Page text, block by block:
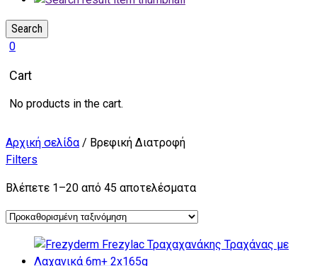
Search
0
Cart
No products in the cart.
Αρχική σελίδα/ Βρεφική Διατροφή
Filters
Βλέπετε 1–20 από 45 αποτελέσματα